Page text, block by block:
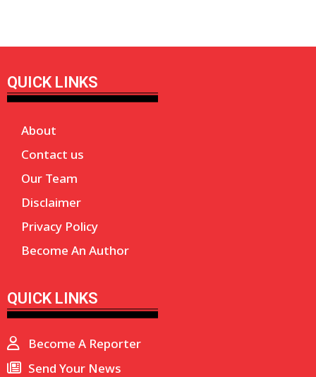
QUICK LINKS
About
Contact us
Our Team
Disclaimer
Privacy Policy
Become An Author
QUICK LINKS
Become A Reporter
Send Your News